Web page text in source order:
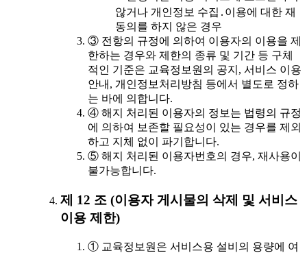
않거나 개인정보 수집․이용에 대한 재
동의를 하지 않은 경우
③ 전항의 규정에 의하여 이용자의 이용을 제
한하는 경우와 제한의 종류 및 기간 등 구체
적인 기준은 교육정보원의 공지, 서비스 이용
안내, 개인정보처리방침 등에서 별도로 정하
는 바에 의합니다.
④ 해지 처리된 이용자의 정보는 법령의 규정
에 의하여 보존할 필요성이 있는 경우를 제외
하고 지체 없이 파기합니다.
⑤ 해지 처리된 이용자번호의 경우, 재사용이
불가능합니다.
제 12 조 (이용자 게시물의 삭제 및 서비스
이용 제한)
① 교육정보원은 서비스용 설비의 용량에 여